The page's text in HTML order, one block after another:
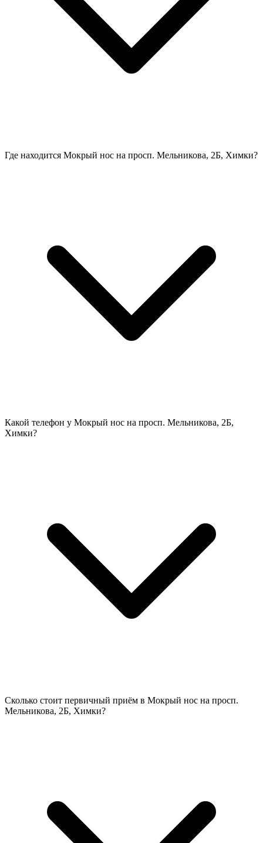
Где находится Мокрый нос на просп. Мельникова, 2Б, Химки?
Какой телефон у Мокрый нос на просп. Мельникова, 2Б,
Химки?
Сколько стоит первичный приём в Мокрый нос на просп.
Мельникова, 2Б, Химки?